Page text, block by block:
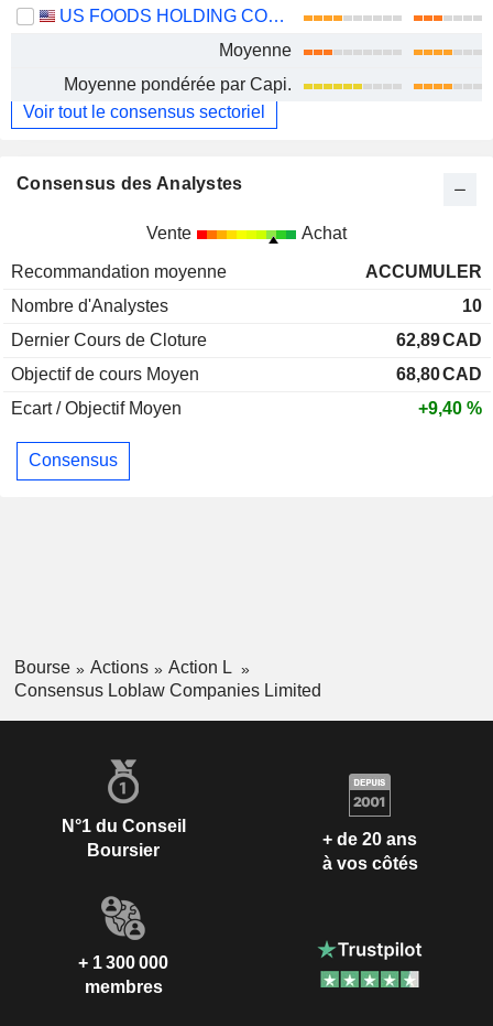
US FOODS HOLDING CORP.
Moyenne
Moyenne pondérée par Capi.
Voir tout le consensus sectoriel
Consensus des Analystes
Vente Achat
Recommandation moyenne
ACCUMULER
Nombre d'Analystes
10
Dernier Cours de Cloture
62,89CAD
Objectif de cours Moyen
68,80CAD
Ecart / Objectif Moyen
+9,40 %
Consensus
Bourse Actions
Action L
Consensus Loblaw Companies Limited
N°1 du Conseil
Boursier
+ de 20 ans
à vos côtés
+ 1 300 000
membres